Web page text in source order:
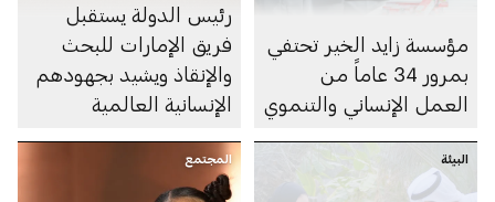
مؤسسة زايد الخير تحتفي
بمرور 34 عاماً من
العمل الإنساني والتنموي
رئيس الدولة يستقبل
فريق الإمارات للبحث
والإنقاذ ويشيد بجهودهم
الإنسانية العالمية
البيئة المجتمع